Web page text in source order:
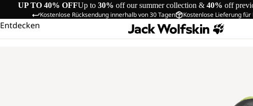
UP TO 40% OFFUp to 30% off our summer collection & 40% off
Kostenlose Rücksendung innerhalb von 30 Tagen Kostenlose Lieferung
Entdecken